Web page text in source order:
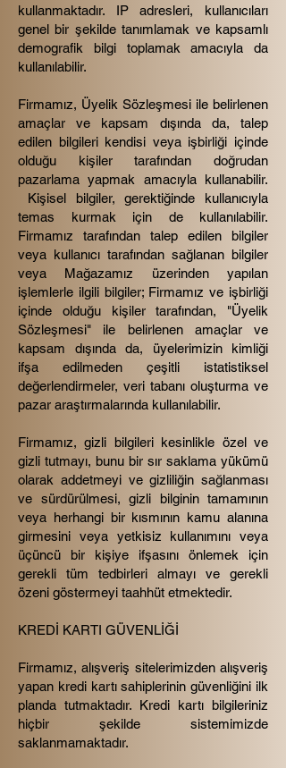
kullanmaktadır. IP adresleri, kullanıcıları
genel bir şekilde tanımlamak ve kapsamlı
demografik bilgi toplamak amacıyla da
kullanılabilir.
Firmamız, Üyelik Sözleşmesi ile belirlenen
amaçlar ve kapsam dışında da, talep
edilen bilgileri kendisi veya işbirliği içinde
olduğu kişiler tarafından doğrudan
pazarlama yapmak amacıyla kullanabilir.
Kişisel bilgiler, gerektiğinde kullanıcıyla
temas kurmak için de kullanılabilir.
Firmamız tarafından talep edilen bilgiler
veya kullanıcı tarafından sağlanan bilgiler
veya Mağazamız üzerinden yapılan
işlemlerle ilgili bilgiler; Firmamız ve işbirliği
içinde olduğu kişiler tarafından, "Üyelik
Sözleşmesi" ile belirlenen amaçlar ve
kapsam dışında da, üyelerimizin kimliği
ifşa edilmeden çeşitli istatistiksel
değerlendirmeler, veri tabanı oluşturma ve
pazar araştırmalarında kullanılabilir.
Firmamız, gizli bilgileri kesinlikle özel ve
gizli tutmayı, bunu bir sır saklama yükümü
olarak addetmeyi ve gizliliğin sağlanması
ve sürdürülmesi, gizli bilginin tamamının
veya herhangi bir kısmının kamu alanına
girmesini veya yetkisiz kullanımını veya
üçüncü bir kişiye ifşasını önlemek için
gerekli tüm tedbirleri almayı ve gerekli
özeni göstermeyi taahhüt etmektedir.
KREDİ KARTI GÜVENLİĞİ
Firmamız, alışveriş sitelerimizden alışveriş
yapan kredi kartı sahiplerinin güvenliğini ilk
planda tutmaktadır. Kredi kartı bilgileriniz
hiçbir şekilde sistemimizde
saklanmamaktadır.